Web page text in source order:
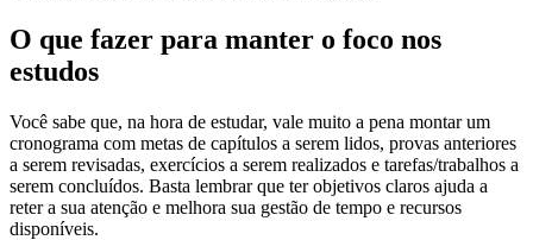
O que fazer para manter o foco nos
estudos
Você sabe que, na hora de estudar, vale muito a pena montar um
cronograma com metas de capítulos a serem lidos, provas anteriores
a serem revisadas, exercícios a serem realizados e tarefas/trabalhos a
serem concluídos. Basta lembrar que ter objetivos claros ajuda a
reter a sua atenção e melhora sua gestão de tempo e recursos
disponíveis.